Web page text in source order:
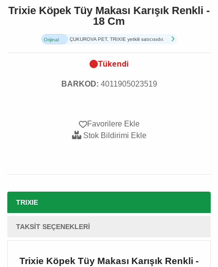
Trixie Köpek Tüy Makası Karışık Renkli -
18 Cm
Orijinal
ÇUKUROVA PET, TRIXIE yetkili satıcısıdır.
Tükendi
BARKOD: 4011905023519
Favorilere Ekle
Stok Bildirimi Ekle
TRIXIE
TAKSIT SEÇENEKLERI
Trixie Köpek Tüy Makası Karışık Renkli -